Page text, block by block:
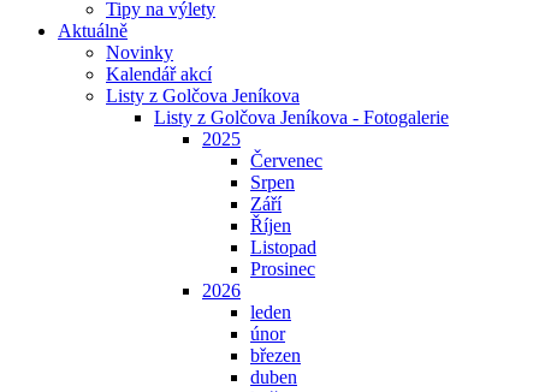
Tipy na výlety
Aktuálně
Novinky
Kalendář akcí
Listy z Golčova Jeníkova
Listy z Golčova Jeníkova - Fotogalerie
2025
Červenec
Srpen
Září
Říjen
Listopad
Prosinec
2026
leden
únor
březen
duben